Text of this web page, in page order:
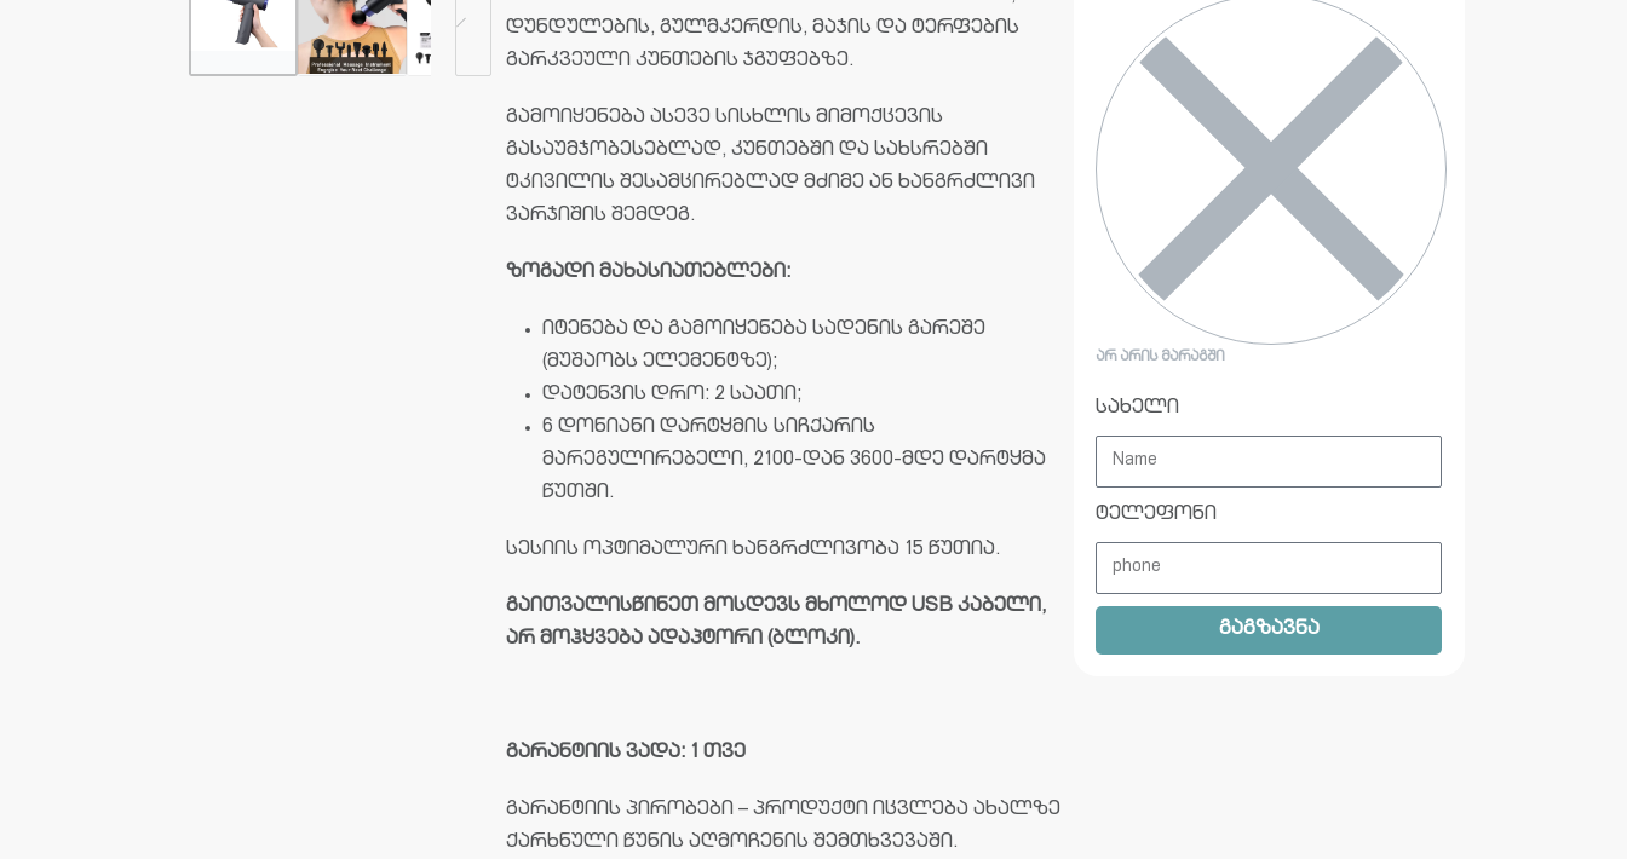
დუნდულების, გულმკერდის, მაჯის და ტერფების
გარკვეული კუნთების ჯგუფებზე.
გამოიყენება ასევე სისხლის მიმოქცევის
გასაუმჯობესებლად, კუნთებში და სახსრებში
ტკივილის შესამცირებლად მძიმე ან ხანგრძლივი
ვარჯიშის შემდეგ.
ზოგადი მახასიათებლები:
იტენება და გამოიყენება სადენის გარეშე
(მუშაობს ელემენტზე);
დატენვის დრო: 2 საათი;
6 დონიანი დარტყმის სიჩქარის
მარეგულირებელი, 2100-დან 3600-მდე დარტყმა
წუთში.
სესიის ოპტიმალური ხანგრძლივობა 15 წუთია.
გაითვალისწინეთ მოსდევს მხოლოდ USB კაბელი,
არ მოჰყვება ადაპტორი (ბლოკი).
გარანტიის ვადა: 1 თვე
გარანტიის პირობები – პროდუქტი იცვლება ახალზე
ქარხნული წუნის აღმოჩენის შემთხვევაში.
ᲐᲠ ᲐᲠᲘᲡ ᲛᲐᲠᲐᲒᲨᲘ
სახელი
ტელეფონი
გაგზავნა